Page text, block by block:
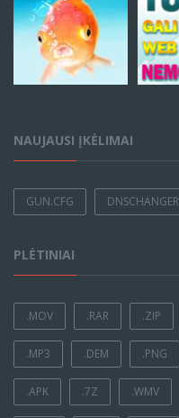
NAUJAUSI ĮKĖLIMAI
GUN.CFG DNSCHANGER
PLĖTINIAI
.MOV .RAR .ZIP
.MP3 .DEM .PNG
.APK .7Z .WMV